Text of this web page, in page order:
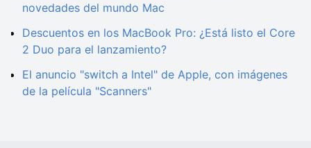
novedades del mundo Mac
Descuentos en los MacBook Pro: ¿Está listo el Core
2 Duo para el lanzamiento?
El anuncio "switch a Intel" de Apple, con imágenes
de la película "Scanners"